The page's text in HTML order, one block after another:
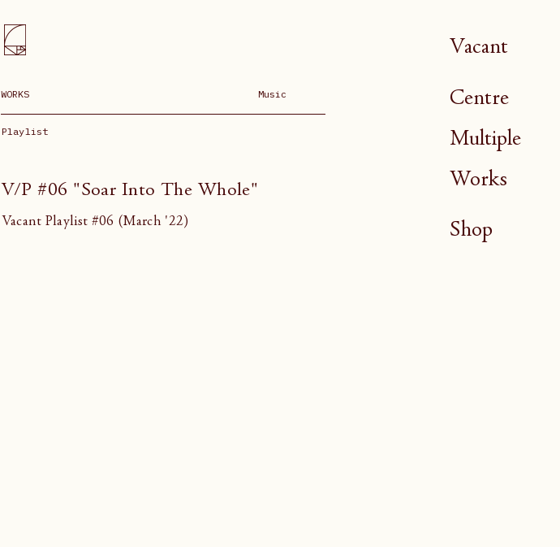
Vacant
Centre
Multiple
Works
Shop
WORKS Music
Playlist
V/P #06 "Soar Into The Whole"
Vacant Playlist #06 (March '22)